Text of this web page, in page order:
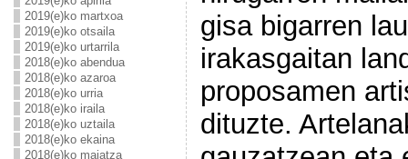
2019(e)ko martxoa
2019(e)ko otsaila
2019(e)ko urtarrila
2018(e)ko abendua
2018(e)ko azaroa
2018(e)ko urria
2018(e)ko iraila
2018(e)ko uztaila
2018(e)ko ekaina
2018(e)ko maiatza
gisa bigarren
irakasgaitan
proposamen
dituzte.